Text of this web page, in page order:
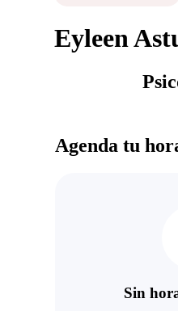
Eyleen
Agenda tu
Sin